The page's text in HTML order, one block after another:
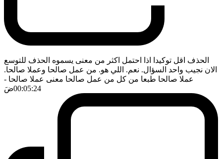
الحذف اقل توكيدا اذا احتمل اكثر من معنى يسموه الحذف للتوسع
الان نجيب واحد السؤال. نعم. اللي هو. من عمل صالحا وعملا صالحا.
عملا صالحا طبعا من كل من عمل صالحا معنى عملا صالحا -
00:05:24ضَ